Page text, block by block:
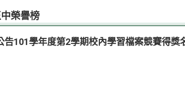
榮譽榜
告101學年度第2學期校內學習檔案競賽得獎